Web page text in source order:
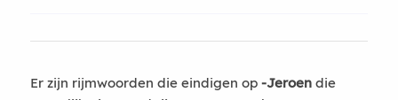
Er zijn rijmwoorden die eindigen op -Jeroendie